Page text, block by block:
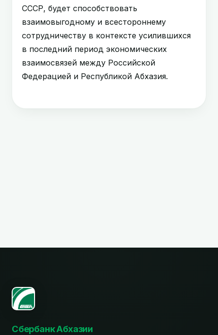
СССР, будет способствовать
взаимовыгодному и всестороннему
сотрудничеству в контексте усилившихся
в последний период экономических
взаимосвязей между Российской
Федерацией и Республикой Абхазия.
Сбербанк Абхазии